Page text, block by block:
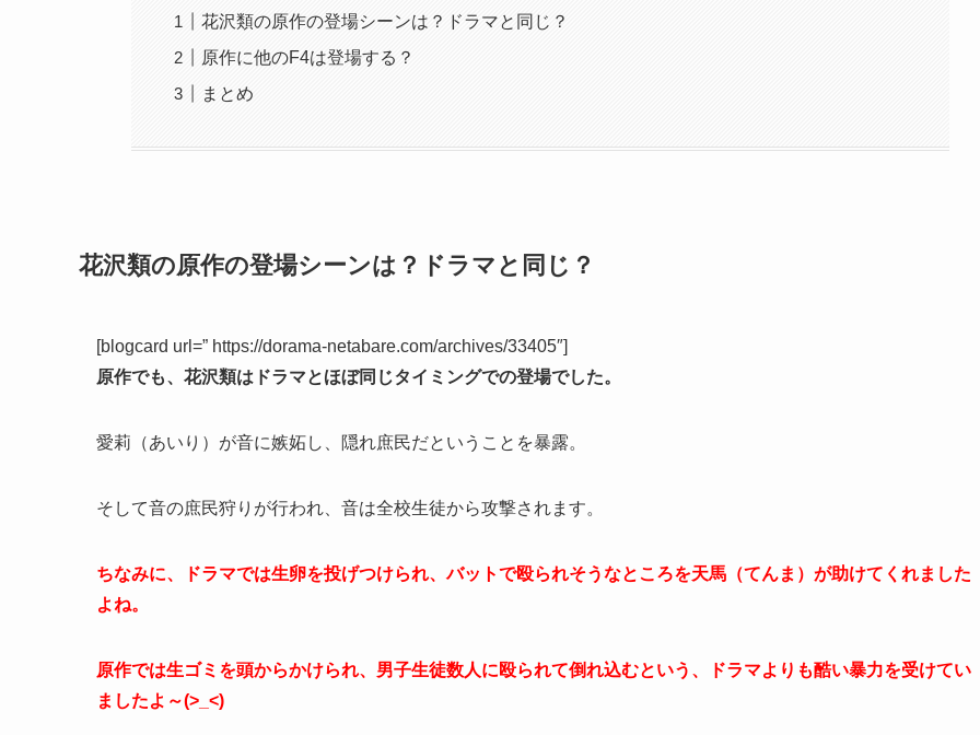
花沢類の原作の登場シーンは？ドラマと同じ？
原作に他のF4は登場する？
まとめ
花沢類の原作の登場シーンは？ドラマと同じ？
[blogcard url=” https://dorama-netabare.com/archives/33405″]
原作でも、花沢類はドラマとほぼ同じタイミングでの登場でした。
愛莉（あいり）が音に嫉妬し、隠れ庶民だということを暴露。
そして音の庶民狩りが行われ、音は全校生徒から攻撃されます。
ちなみに、ドラマでは生卵を投げつけられ、バットで殴られそうなところを天馬（てんま）が助けてくれました
よね。
原作では生ゴミを頭からかけられ、男子生徒数人に殴られて倒れ込むという、ドラマよりも酷い暴力を受けてい
ましたよ～(>_<)